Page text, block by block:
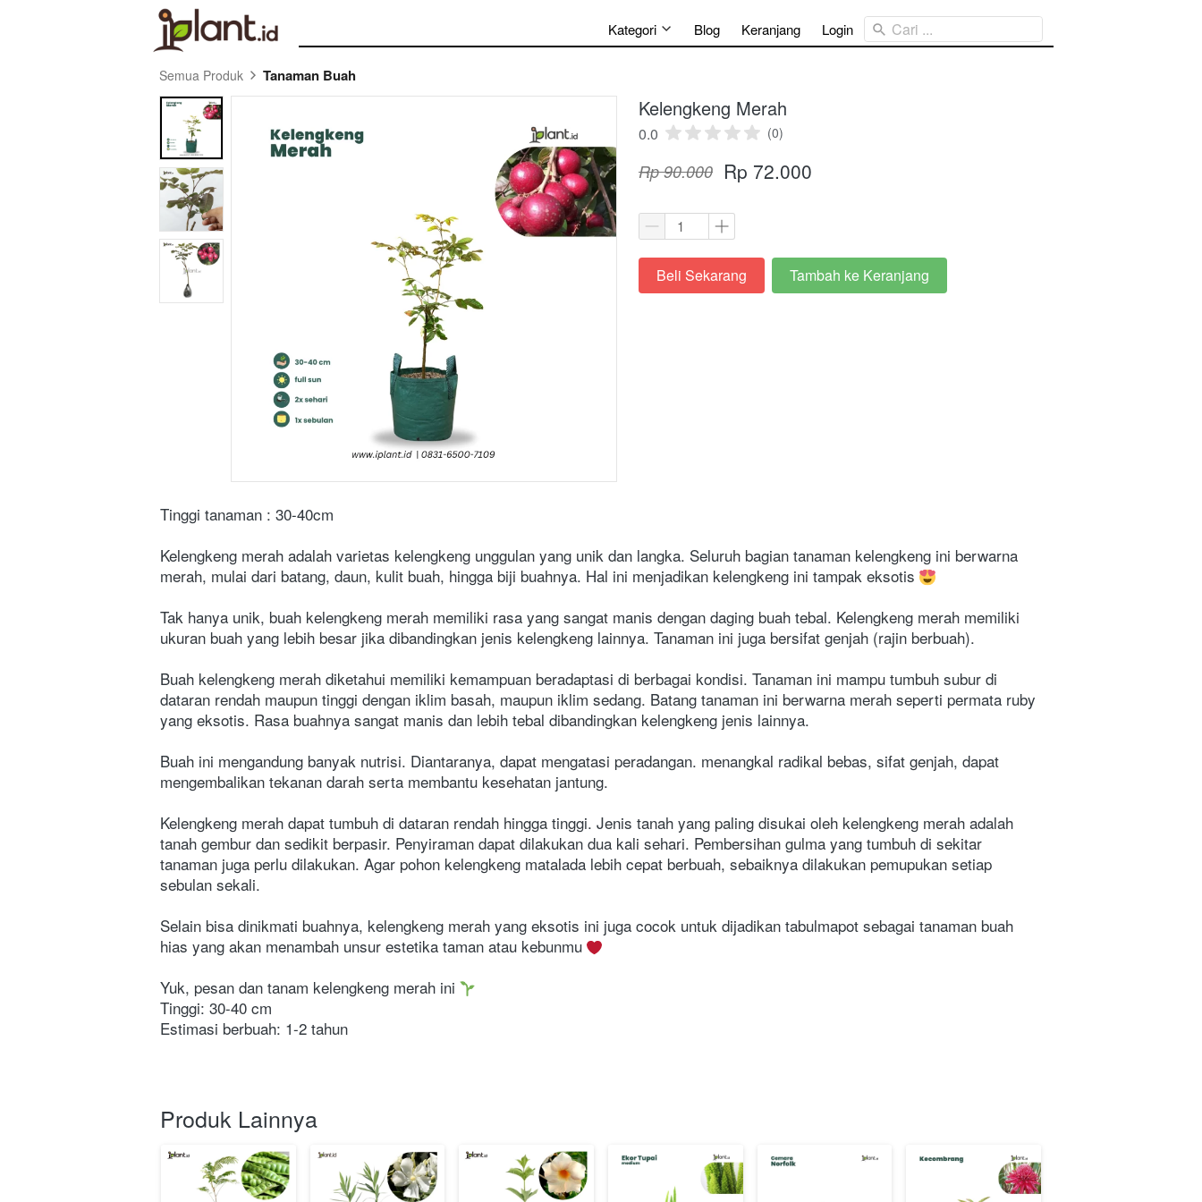
Kategori Blog Keranjang Login Cari ...
Semua Produk Tanaman Buah
Kelengkeng Merah
0.0 (0)
Rp 90.000 Rp 72.000
`Beli Sekarang `
Tambah ke Keranjang
Tinggi tanaman : 30-40cm
Kelengkeng merah adalah varietas kelengkeng unggulan yang unik dan langka. Seluruh bagian tanaman kelengkeng ini berwarna
merah, mulai dari batang, daun, kulit buah, hingga biji buahnya. Hal ini menjadikan kelengkeng ini tampak eksotis
Tak hanya unik, buah kelengkeng merah memiliki rasa yang sangat manis dengan daging buah tebal. Kelengkeng merah memiliki
ukuran buah yang lebih besar jika dibandingkan jenis kelengkeng lainnya. Tanaman ini juga bersifat genjah (rajin berbuah).
Buah kelengkeng merah diketahui memiliki kemampuan beradaptasi di berbagai kondisi. Tanaman ini mampu tumbuh subur di
dataran rendah maupun tinggi dengan iklim basah, maupun iklim sedang. Batang tanaman ini berwarna merah seperti permata ruby
yang eksotis. Rasa buahnya sangat manis dan lebih tebal dibandingkan kelengkeng jenis lainnya.
Buah ini mengandung banyak nutrisi. Diantaranya, dapat mengatasi peradangan. menangkal radikal bebas, sifat genjah, dapat
mengembalikan tekanan darah serta membantu kesehatan jantung.
Kelengkeng merah dapat tumbuh di dataran rendah hingga tinggi. Jenis tanah yang paling disukai oleh kelengkeng merah adalah
tanah gembur dan sedikit berpasir. Penyiraman dapat dilakukan dua kali sehari. Pembersihan gulma yang tumbuh di sekitar
tanaman juga perlu dilakukan. Agar pohon kelengkeng matalada lebih cepat berbuah, sebaiknya dilakukan pemupukan setiap
sebulan sekali.
Selain bisa dinikmati buahnya, kelengkeng merah yang eksotis ini juga cocok untuk dijadikan tabulmapot sebagai tanaman buah
hias yang akan menambah unsur estetika taman atau kebunmu
Yuk, pesan dan tanam kelengkeng merah ini
Tinggi: 30-40 cm
Estimasi berbuah: 1-2 tahun
Produk Lainnya